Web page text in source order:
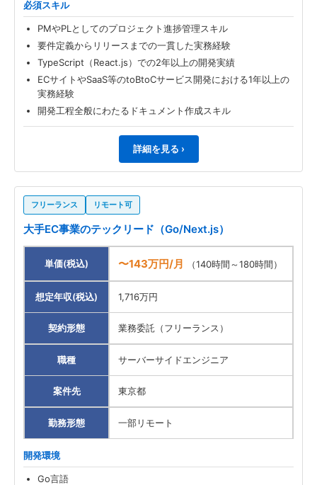
必須スキル
PMやPLとしてのプロジェクト進捗管理スキル
要件定義からリリースまでの一貫した実務経験
TypeScript（React.js）での2年以上の開発実績
ECサイトやSaaS等のtoBtoCサービス開発における1年以上の
実務経験
開発工程全般にわたるドキュメント作成スキル
詳細を見る ›
フリーランス リモート可
大手EC事業のテックリード（Go/Next.js）
単価(税込) 〜143万円/月 （140時間～180時間）
想定年収(税込) 1,716万円
契約形態 業務委託（フリーランス）
職種 サーバーサイドエンジニア
案件先 東京都
勤務形態 一部リモート
開発環境
Go言語